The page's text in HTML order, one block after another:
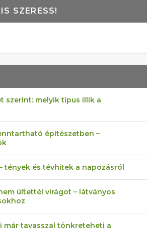
SZERESS!
szerint: melyik típus illik a
építészetben –
tények és tévhitek a napozásról
ültettél virágot – látványos
már tavasszal tönkreteheti a